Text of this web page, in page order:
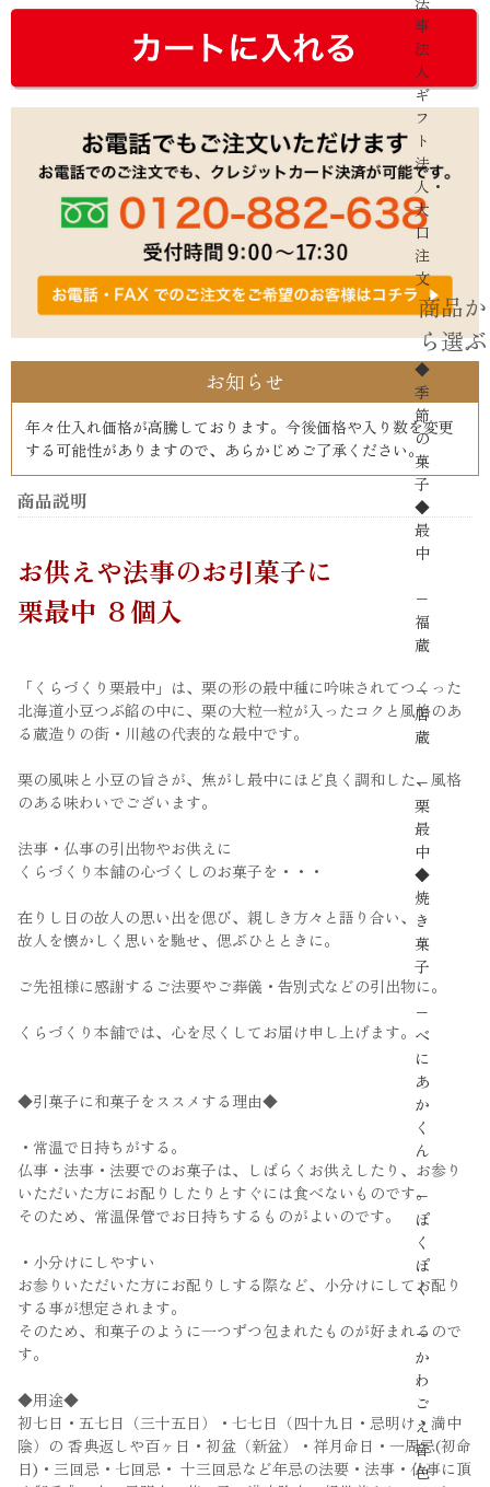
事
法
人
ギ
フ
ト
法
人・
大
口
注
文
商品か
ら選ぶ
◆
季
節
の
菓
子
◆
最
中
−
福
蔵
−
店
蔵
−
栗
最
中
◆
焼
き
菓
子
−
べ
に
あ
か
く
ん
−
ぽ
く
ぽ
く
−
か
わ
ご
え
音
色
お知らせ
年々仕入れ価格が高騰しております。今後価格や入り数を変更
する可能性がありますので、あらかじめご了承ください。
商品説明
お供えや法事のお引菓子に
栗最中 ８個入
「くらづくり栗最中」は、栗の形の最中種に吟味されてつくった
北海道小豆つぶ餡の中に、栗の大粒一粒が入ったコクと風格のあ
る蔵造りの街・川越の代表的な最中です。
栗の風味と小豆の旨さが、焦がし最中にほど良く調和した、風格
のある味わいでございます。
法事・仏事の引出物やお供えに
くらづくり本舗の心づくしのお菓子を・・・
在りし日の故人の思い出を偲び、親しき方々と語り合い、
故人を懐かしく思いを馳せ、偲ぶひとときに。
ご先祖様に感謝するご法要やご葬儀・告別式などの引出物に。
くらづくり本舗では、心を尽くしてお届け申し上げます。
◆引菓子に和菓子をススメする理由◆
・常温で日持ちがする。
仏事・法事・法要でのお菓子は、しばらくお供えしたり、お参り
いただいた方にお配りしたりとすぐには食べないものです。
そのため、常温保管でお日持ちするものがよいのです。
・小分けにしやすい
お参りいただいた方にお配りしする際など、小分けにしてお配り
する事が想定されます。
そのため、和菓子のように一つずつ包まれたものが好まれるので
す。
◆用途◆
初七日・五七日（三十五日）・七七日（四十九日・忌明け・満中
陰）の 香典返しや百ヶ日・初盆（新盆）・祥月命日・一周忌(初命
日)・三回忌・七回忌・ 十三回忌など年忌の法要・法事・仏事に頂